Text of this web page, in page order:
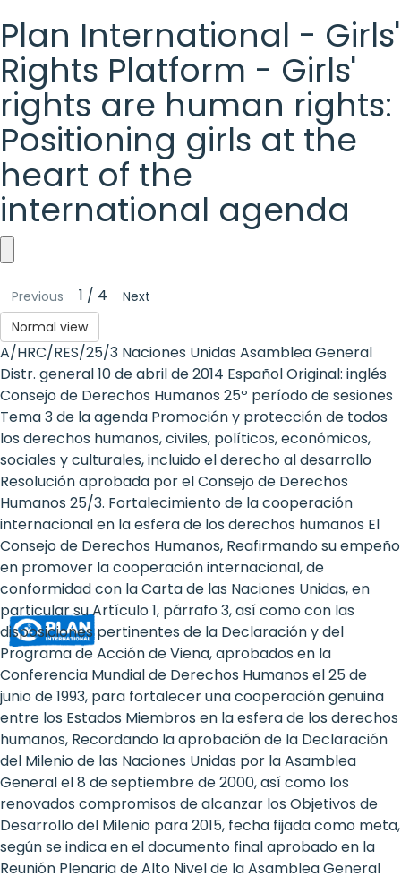
Plan International - Girls'
Rights Platform - Girls'
rights are human rights:
Positioning girls at the
heart of the
international agenda
Plan
International
-
Girls'
Rights
Platform
-
Girls'
rights
are
human
rights:
Positioning
girls
at
the
heart
Previous 1 / 4
Next
Normal view
A/HRC/RES/25/3 Naciones Unidas Asamblea General
Distr. general 10 de abril de 2014 Español Original: inglés
Consejo de Derechos Humanos 25º período de sesiones
Tema 3 de la agenda Promoción y protección de todos
los derechos humanos, civiles, políticos, económicos,
sociales y culturales, incluido el derecho al desarrollo
Resolución aprobada por el Consejo de Derechos
Humanos 25/3. Fortalecimiento de la cooperación
internacional en la esfera de los derechos humanos El
Consejo de Derechos Humanos, Reafirmando su empeño
en promover la cooperación internacional, de
conformidad con la Carta de las Naciones Unidas, en
particular su Artículo 1, párrafo 3, así como con las
disposiciones pertinentes de la Declaración y del
Programa de Acción de Viena, aprobados en la
Conferencia Mundial de Derechos Humanos el 25 de
junio de 1993, para fortalecer una cooperación genuina
entre los Estados Miembros en la esfera de los derechos
humanos, Recordando la aprobación de la Declaración
del Milenio de las Naciones Unidas por la Asamblea
General el 8 de septiembre de 2000, así como los
renovados compromisos de alcanzar los Objetivos de
Desarrollo del Milenio para 2015, fecha fijada como meta,
según se indica en el documento final aprobado en la
Reunión Plenaria de Alto Nivel de la Asamblea General